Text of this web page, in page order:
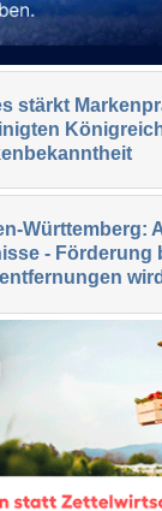
stärkt
Württemberg:
- Förderung